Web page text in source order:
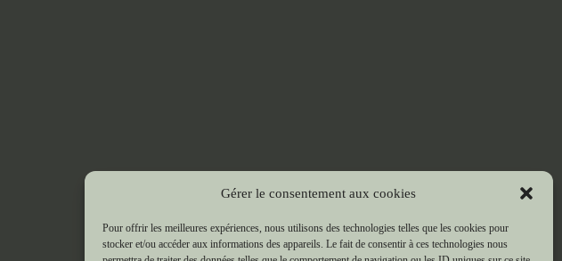
Gérer le consentement aux cookies
Pour offrir les meilleures expériences, nous utilisons des technologies telles que les cookies pour
stocker et/ou accéder aux informations des appareils. Le fait de consentir à ces technologies nous